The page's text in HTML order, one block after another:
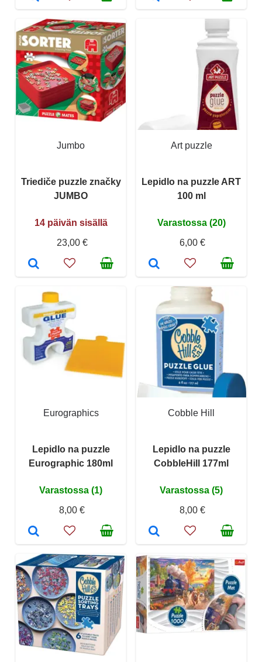
Jumbo
Triediče puzzle značky
JUMBO
14 päivän sisällä
23,00 €
Art puzzle
Lepidlo na puzzle ART
100 ml
Varastossa (20)
6,00 €
Eurographics
Lepidlo na puzzle
Eurographic 180ml
Varastossa (1)
8,00 €
Cobble Hill
Lepidlo na puzzle
CobbleHill 177ml
Varastossa (5)
8,00 €